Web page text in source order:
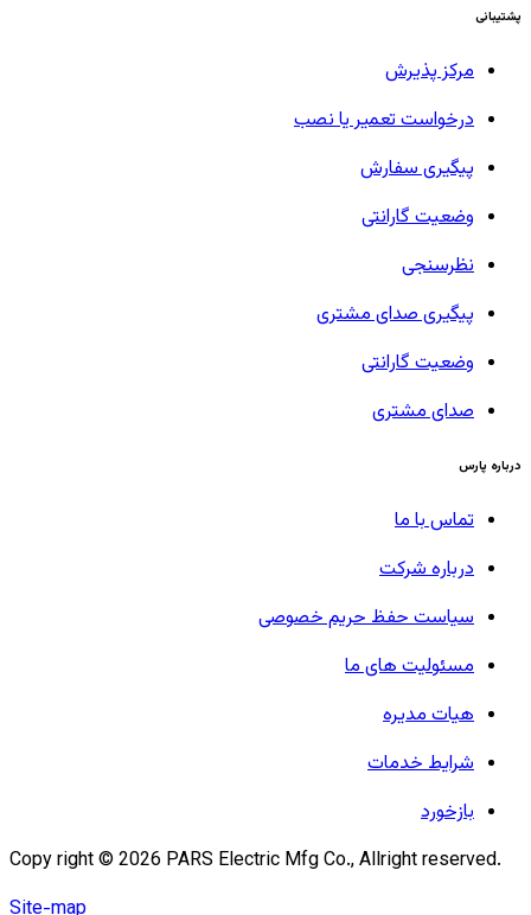
پشتیبانی
مرکز پذیرش
درخواست تعمیر یا نصب
پیگیری سفارش
وضعیت گارانتی
نظرسنجی
پیگیری صدای مشتری
وضعیت گارانتی
صدای مشتری
درباره پارس
تماس با ما
درباره شرکت
سیاست حفظ حریم خصوصی
مسئولیت های ما
هیات مدیره
شرایط خدمات
بازخورد
Copy right © 2026 PARS Electric Mfg Co., Allright reserved.